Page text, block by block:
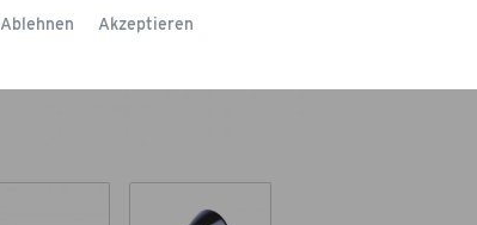
Ablehnen Akzeptieren